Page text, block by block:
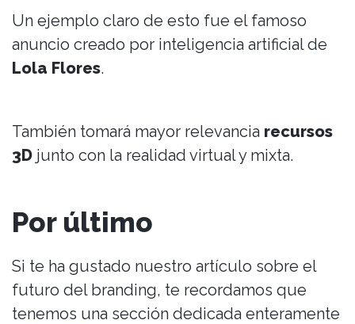
Un ejemplo claro de esto fue el famoso
anuncio creado por inteligencia artificial de
Lola Flores.
También tomará mayor relevancia recursos
3D junto con la realidad virtual y mixta.
Por último
Si te ha gustado nuestro artículo sobre el
futuro del branding, te recordamos que
tenemos una sección dedicada enteramente